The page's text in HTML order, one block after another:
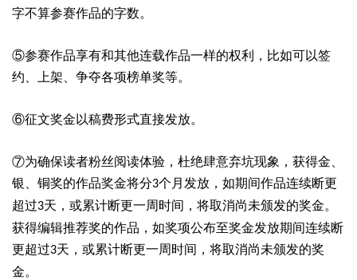
字不算参赛作品的字数。
⑤参赛作品享有和其他连载作品一样的权利，比如可以签
约、上架、争夺各项榜单奖等。
⑥征文奖金以稿费形式直接发放。
⑦为确保读者粉丝阅读体验，杜绝肆意弃坑现象，获得金、
银、铜奖的作品奖金将分3个月发放，如期间作品连续断更
超过3天，或累计断更一周时间，将取消尚未颁发的奖金。
获得编辑推荐奖的作品，如奖项公布至奖金发放期间连续断
更超过3天，或累计断更一周时间，将取消尚未颁发的奖
金。